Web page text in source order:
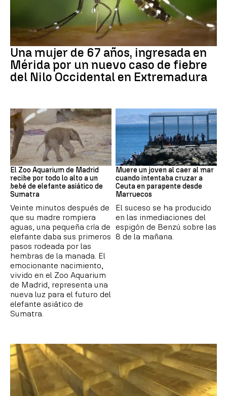
Fiebre del Nilo occidental
Una mujer de 67 años, ingresada en
Mérida por un nuevo caso de fiebre
del Nilo Occidental en Extremadura
Zoo de Madrid
El Zoo Aquarium de Madrid
recibe por todo lo alto a un
bebé de elefante asiático de
Sumatra
Veinte minutos después de
que su madre rompiera
aguas, una pequeña cría de
elefante daba sus primeros
pasos rodeada por las
hembras de la manada. El
emocionante nacimiento,
vivido en el Zoo Aquarium
de Madrid, representa una
nueva luz para el futuro del
elefante asiático de
Sumatra.
Ceuta
Muere un joven al caer al mar
cuando intentaba cruzar a
Ceuta en parapente desde
Marruecos
El suceso se ha producido
en las inmediaciones del
espigón de Benzú sobre las
8 de la mañana.